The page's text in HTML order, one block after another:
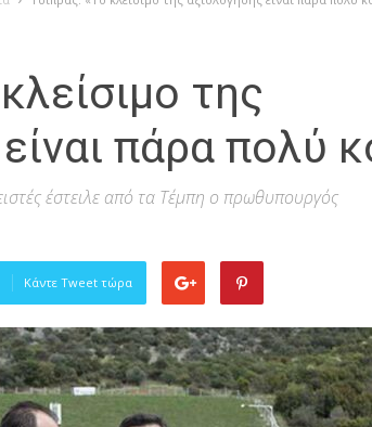
της
πάρα πολύ
έστειλε από τα Τέμπη ο πρωθυπουργός
Κάντε Tweet τώρα